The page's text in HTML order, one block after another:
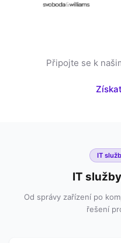
Připojte se k
IT
IT
Od správy zařízení po
řešení